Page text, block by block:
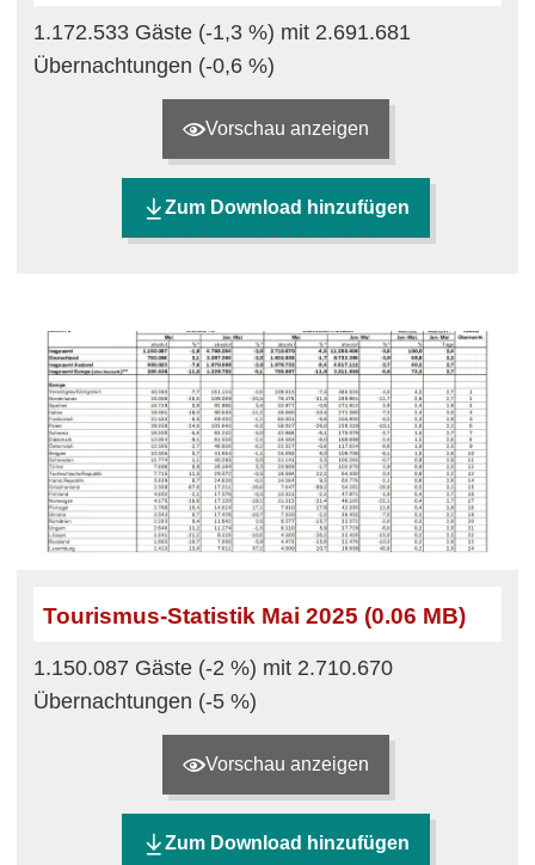
1.172.533 Gäste (-1,3 %) mit 2.691.681
Übernachtungen (-0,6 %)
Vorschau anzeigen
Zum Download hinzufügen
Tourismus-Statistik Mai 2025 (0.06 MB)
1.150.087 Gäste (-2 %) mit 2.710.670
Übernachtungen (-5 %)
Vorschau anzeigen
Zum Download hinzufügen